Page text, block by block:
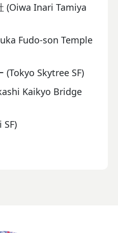
(Oiwa Inari Tamiya
Fudo-son Temple
(Tokyo Skytree SF)
Kaikyo Bridge
SF)